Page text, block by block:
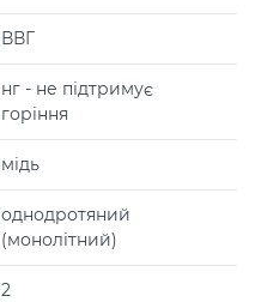
ВВГ
нг - не підтримує
горіння
мідь
однодротяний
(монолітний)
2